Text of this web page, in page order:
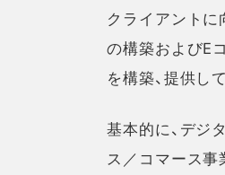
クライアントに
の構築およびE
を構築、提供し
基本的に、デジ
ス／コマース